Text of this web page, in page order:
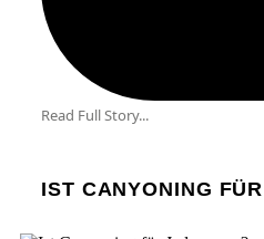
Read Full Story...
IST CANYONING